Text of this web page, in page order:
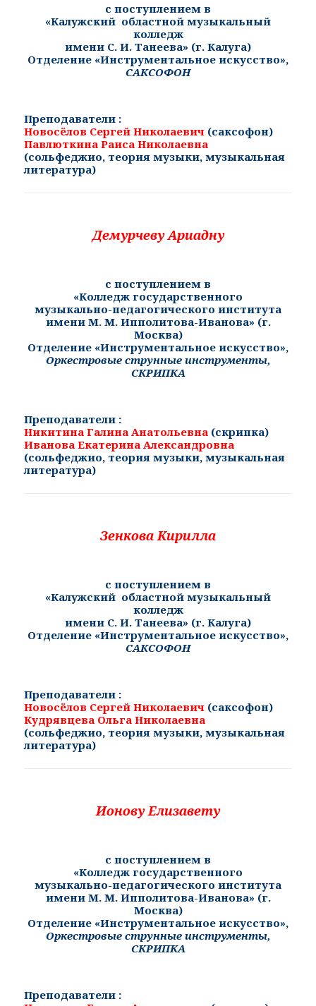
с поступлением в
«Калужский областной музыкальный
колледж
имени С. И. Танеева» (г. Калуга)
Отделение «Инструментальное искусство»,
САКСОФОН
Преподаватели :
Новосёлов Сергей Николаевич (саксофон)
Павлюткина Раиса Николаевна
(сольфеджио, теория музыки, музыкальная
литература)
Демурчеву Ариадну
с поступлением в
«Колледж государственного
музыкально-педагогического института
имени М. М. Ипполитова-Иванова» (г.
Москва)
Отделение «Инструментальное искусство»,
Оркестровые струнные инструменты,
СКРИПКА
Преподаватели :
Никитина Галина Анатольевна (скрипка)
Иванова Екатерина Александровна
(сольфеджио, теория музыки, музыкальная
литература)
Зенкова Кирилла
с поступлением в
«Калужский областной музыкальный
колледж
имени С. И. Танеева» (г. Калуга)
Отделение «Инструментальное искусство»,
САКСОФОН
Преподаватели :
Новосёлов Сергей Николаевич (саксофон)
Кудрявцева Ольга Николаевна
(сольфеджио, теория музыки, музыкальная
литература)
Ионову Елизавету
с поступлением в
«Колледж государственного
музыкально-педагогического института
имени М. М. Ипполитова-Иванова» (г.
Москва)
Отделение «Инструментальное искусство»,
Оркестровые струнные инструменты,
СКРИПКА
Преподаватели :